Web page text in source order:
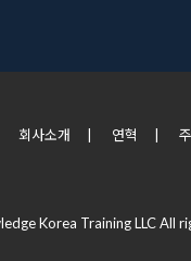
회사소개 연혁
Korea Training LLC All